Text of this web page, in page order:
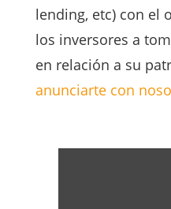
lending, etc) con el
los inversores a
en relación a su
anunciarte con